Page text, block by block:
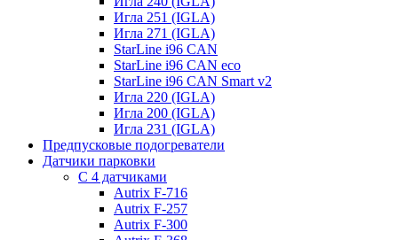
Игла 251 (IGLA)
Игла 271 (IGLA)
StarLine i96 CAN
StarLine i96 CAN eco
StarLine i96 CAN Smart v2
Игла 220 (IGLA)
Игла 200 (IGLA)
Игла 231 (IGLA)
Предпусковые подогреватели
Датчики парковки
С 4 датчиками
Autrix F-716
Autrix F-257
Autrix F-300